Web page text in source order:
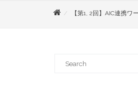
【第1, 2回】AIC連携